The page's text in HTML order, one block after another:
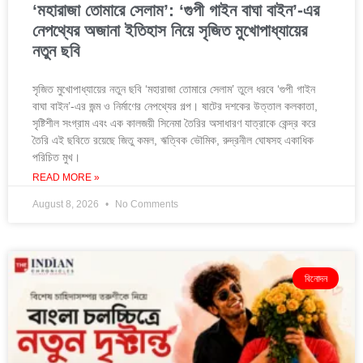
‘মহারাজা তোমারে সেলাম’: ‘গুপী গাইন বাঘা বাইন’-এর
নেপথ্যের অজানা ইতিহাস নিয়ে সৃজিত মুখোপাধ্যায়ের
নতুন ছবি
সৃজিত মুখোপাধ্যায়ের নতুন ছবি ‘মহারাজা তোমারে সেলাম’ তুলে ধরবে ‘গুপী গাইন
বাঘা বাইন’-এর জন্ম ও নির্মাণের নেপথ্যের গল্প। ষাটের দশকের উত্তাল কলকাতা,
সৃষ্টিশীল সংগ্রাম এবং এক কালজয়ী সিনেমা তৈরির অসাধারণ যাত্রাকে কেন্দ্র করে
তৈরি এই ছবিতে রয়েছে জিতু কমল, ঋত্বিক ভৌমিক, রুদ্রনীল ঘোষসহ একাধিক
পরিচিত মুখ।
READ MORE »
August 8, 2026 No Comments
বিনোদন